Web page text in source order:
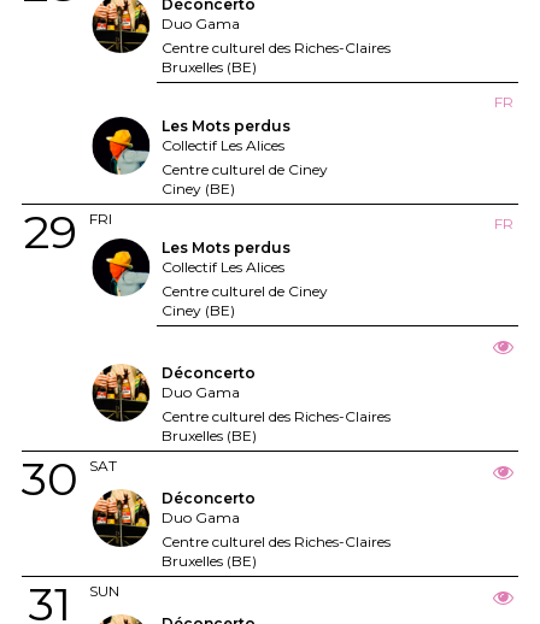
Déconcerto
Duo Gama
Centre culturel des Riches-Claires
Bruxelles (BE)
FR
Les Mots perdus
Collectif Les Alices
Centre culturel de Ciney
Ciney (BE)
FRI
29
FR
Les Mots perdus
Collectif Les Alices
Centre culturel de Ciney
Ciney (BE)
Déconcerto
Duo Gama
Centre culturel des Riches-Claires
Bruxelles (BE)
SAT
30
Déconcerto
Duo Gama
Centre culturel des Riches-Claires
Bruxelles (BE)
SUN
31